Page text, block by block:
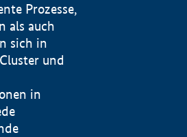
Prozesse,
als auch
sich in
und
in